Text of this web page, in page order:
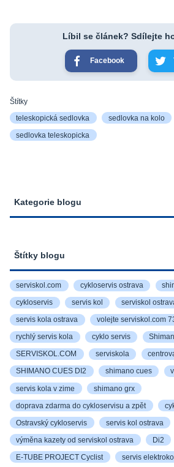
Kategorie blogu
Štítky blogu
serviskol.com cykloservis ostrava
cykloservis servis kol serviskol
servis kola ostrava volejte serviskol.com
rychlý servis kola cyklo servis
SERVISKOL.COM serviskola
SHIMANO CUES DI2 shimano cues
servis kola v zime shimano grx
doprava zdarma do cykloservisu a zpět
Ostravský cykloservis servis kol ostrava
výměna kazety od serviskol ostrava Di2
E-TUBE PROJECT Cyclist servis
Líbil se článek? Sdílejte
Facebook
Štítky
teleskopická sedlovka sedlovka na kolo
sedlovka teleskopicka